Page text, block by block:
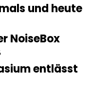
und heute
NoiseBox
entlässt